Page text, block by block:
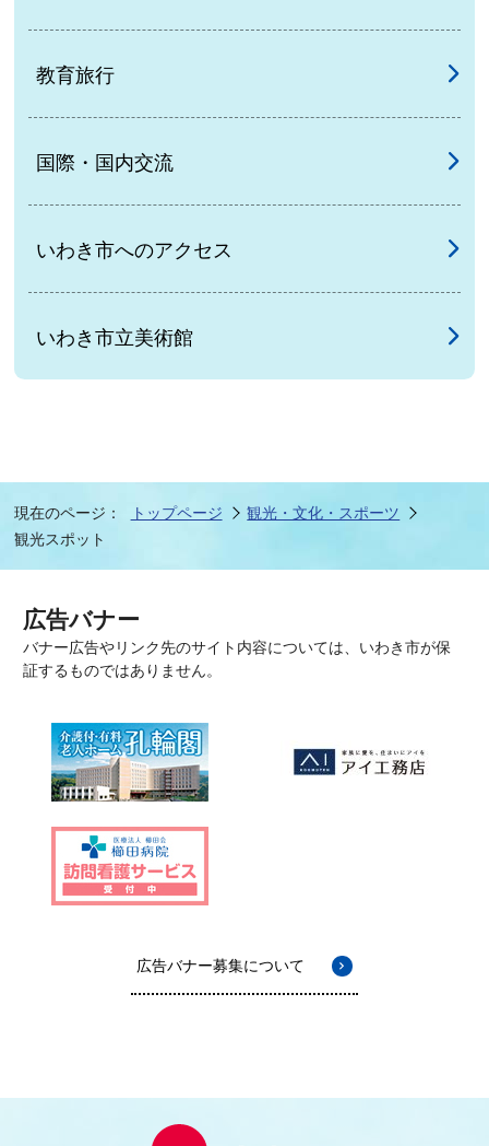
教育旅行
国際・国内交流
いわき市へのアクセス
いわき市立美術館
現在のページ： トップページ
観光・文化・スポーツ
観光スポット
広告バナー
バナー広告やリンク先のサイト内容については、いわき市が保
証するものではありません。
広告バナー募集について